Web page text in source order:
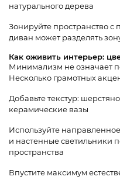
натурального дерева
Зонируйте пространство
диван может разделять
Как оживить интерьер:
Минимализм не означает
Несколько грамотных
Добавьте текстур:
керамические вазы
Используйте
и настенные светильники
пространства
Впустите максимум